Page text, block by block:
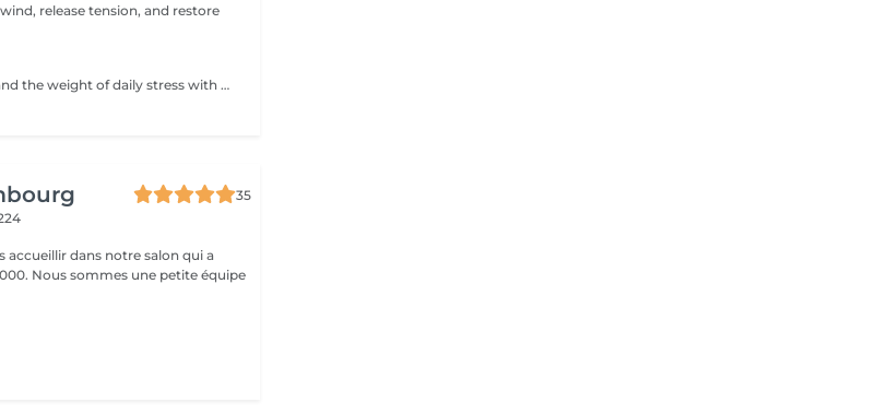
release tension, and restore
Let go of mental fog, tension, and the weight of daily stress with the Cranial Clarity Ritual calming head massage designed to clear your mind and soothe your nervous system. Through gentle pressure, intuitive touch, and mindful pacing, this ritual helps release built-up tension in the scalp, jaw, temples, and neck while encouraging deep mental stillness. This treatment is perfect for those seeking relief from headaches, mental fatigue, or emotional overload. Leave feeling lighter, clearer, and more groundedwith a renewed sense of mental space and inner serenity. For further questions please contact us.
35
accueillir dans notre salon qui a
équipe